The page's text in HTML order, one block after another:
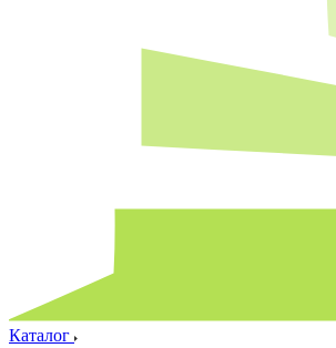
Каталог